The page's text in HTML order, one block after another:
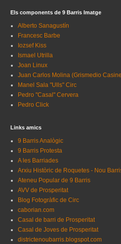
Els components de 9 Barris Imatge
Alberto Sanagustín
Francesc Barbe
Iozsef Kiss
Ismael Utrilla
Joan Linux
Juan Carlos Molina (Grismedio
Manel Sala "Ulls" Circ
Pedro "Casal" Cervera
Pedro Click
Links amics
9 Barris Analògic
9 Barris Protesta
A les Barriades
Arxiu Històric de Roquetes - Nou
Ateneu Popular de 9 Barris
AVV de Prosperitat
Blog Fotogràfic de Circ
caborian.com
Casal de barri de Prosperitat
Casal de Joves de Prosperitat
districtenoubarris.blogspot.com